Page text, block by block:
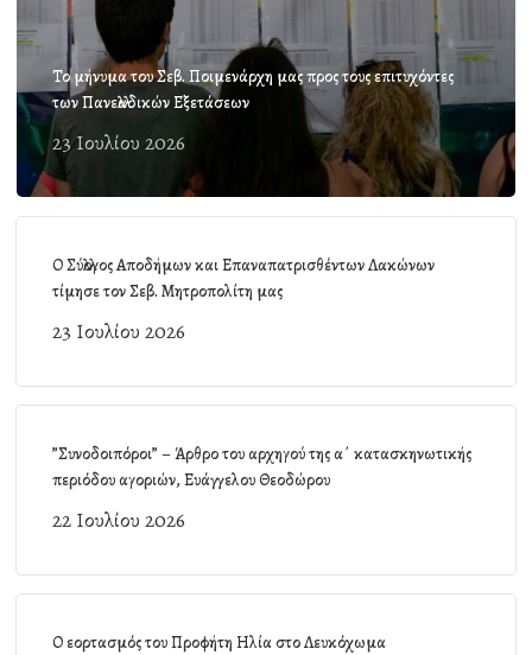
Το μήνυμα του Σεβ. Ποιμενάρχη μας προς τους επιτυχόντες
των Πανελλαδικών Εξετάσεων
23 Ιουλίου 2026
Ο Σύλλογος Αποδήμων και Επαναπατρισθέντων Λακώνων
τίμησε τον Σεβ. Μητροπολίτη μας
23 Ιουλίου 2026
”Συνοδοιπόροι” – Άρθρο του αρχηγού της α΄ κατασκηνωτικής
περιόδου αγοριών, Ευάγγελου Θεοδώρου
22 Ιουλίου 2026
Ο εορτασμός του Προφήτη Ηλία στο Λευκόχωμα